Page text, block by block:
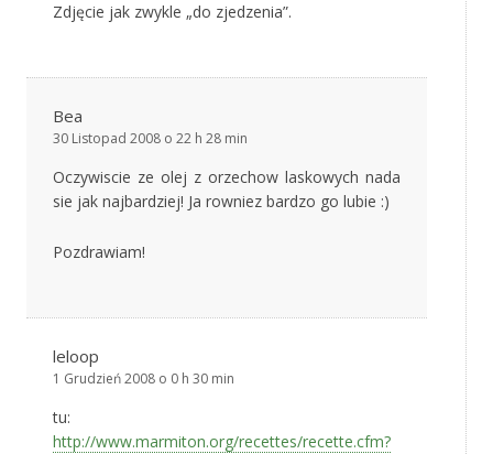
Zdjęcie jak zwykle „do zjedzenia”.
Bea
30 Listopad 2008 o 22 h 28 min
Oczywiscie ze olej z orzechow laskowych nada
sie jak najbardziej! Ja rowniez bardzo go lubie :)
Pozdrawiam!
leloop
1 Grudzień 2008 o 0 h 30 min
tu:
http://www.marmiton.org/recettes/recette.cfm?